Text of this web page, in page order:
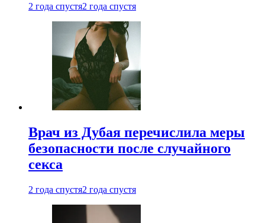
2 года спустя2 года спустя
Врач из Дубая перечислила меры
безопасности после случайного
секса
2 года спустя2 года спустя